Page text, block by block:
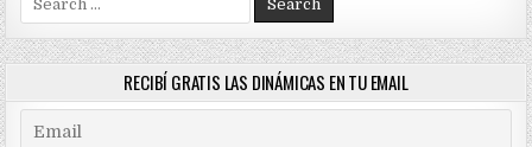
for:
RECIBÍ GRATIS LAS DINÁMICAS EN TU EMAIL